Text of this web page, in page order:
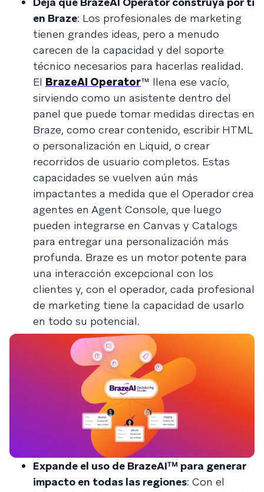
en Braze: Los profesionales de marketing
tienen grandes ideas, pero a menudo
carecen de la capacidad y del soporte
técnico necesarios para hacerlas realidad.
El BrazeAI Operator™ llena ese vacío,
sirviendo como un asistente dentro del
panel que puede tomar medidas directas en
Braze, como crear contenido, escribir HTML
o personalización en Liquid, o crear
recorridos de usuario completos. Estas
capacidades se vuelven aún más
impactantes a medida que el Operador crea
agentes en Agent Console, que luego
pueden integrarse en Canvas y Catalogs
para entregar una personalización más
profunda. Braze es un motor potente para
una interacción excepcional con los
clientes y, con el operador, cada profesional
de marketing tiene la capacidad de usarlo
en todo su potencial.
Expande el uso de BrazeAIᵀᴹ para generar
impacto en todas las regiones: Con el